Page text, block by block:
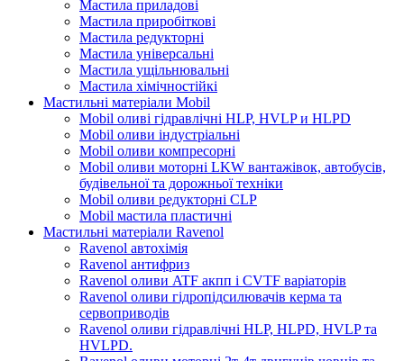
Мастила приладові
Мастила приробіткові
Мастила редукторні
Мастила універсальні
Мастила ущільнювальні
Мастила хімічностійкі
Мастильні матеріали Mobil
Mobil оливі гідравлічні HLP, HVLP и HLPD
Mobil оливи індустріальні
Mobil оливи компресорні
Mobil оливи моторні LKW вантажівок, автобусів,
будівельної та дорожньої техніки
Mobil оливи редукторні CLP
Mobil мастила пластичні
Мастильні матеріали Ravenol
Ravenol автохімія
Ravenol антифриз
Ravenol оливи ATF акпп і CVTF варіаторів
Ravenol оливи гідропідсилювачів керма та
сервоприводів
Ravenol оливи гідравлічні HLP, HLPD, HVLP та
HVLPD.